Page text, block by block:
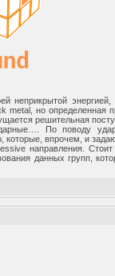
неприкрытой
metal, но определенная
решительная
По поводу
которые, впрочем, и
направления.
данных групп,